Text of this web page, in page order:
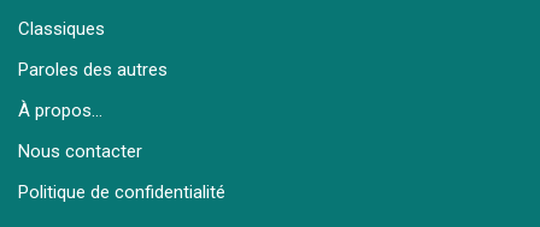
Classiques
Paroles des autres
À propos…
Nous contacter
Politique de confidentialité